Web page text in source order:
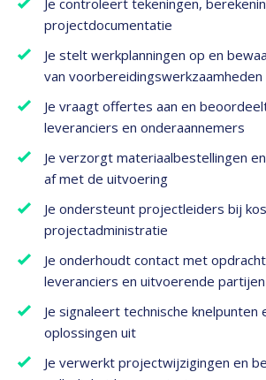
Je controleert tekeningen,
projectdocumentatie
Je stelt werkplanningen op en
van voorbereidingswerkzaamheden
Je vraagt offertes aan en
leveranciers en onderaannemers
Je verzorgt materiaalbestellingen
af met de uitvoering
Je ondersteunt projectleiders bij
projectadministratie
Je onderhoudt contact met
leveranciers en uitvoerende partijen
Je signaleert technische knelpunten
oplossingen uit
Je verwerkt projectwijzigingen en